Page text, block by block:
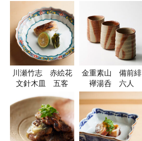
川瀬竹志 赤絵花
文針木皿 五客
金重素山 備前緋
襷湯呑 六人